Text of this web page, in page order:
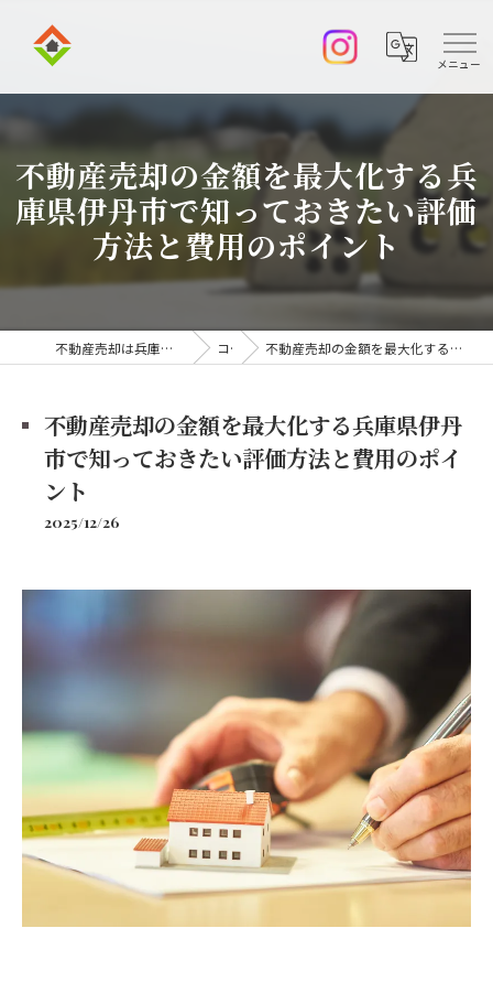
不動産売却の金額を最大化する兵
庫県伊丹市で知っておきたい評価
方法と費用のポイント
不動産売却は兵庫県伊丹市の株式会社アークエステート コラム 不動産売却の金額を最大化する兵庫県伊丹市で知っておきたい評価方法と費用のポイント
不動産売却の金額を最大化する兵庫県伊丹
市で知っておきたい評価方法と費用のポイ
ント
2025/12/26